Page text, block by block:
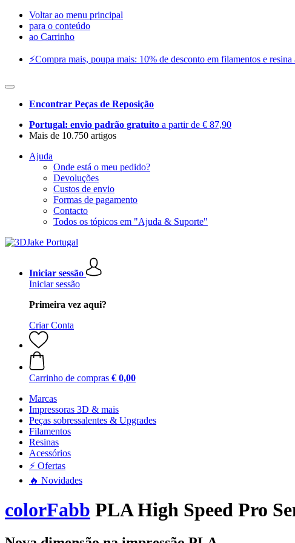
Voltar ao menu principal
para o conteúdo
ao Carrinho
⚡️Compra mais, poupa mais: 10% de desconto em filamentos e resina
Encontrar Peças de Reposição
Portugal: envio padrão gratuito a partir de € 87,90
Mais de 10.750 artigos
Ajuda
Onde está o meu pedido?
Devoluções
Custos de envio
Formas de pagamento
Contacto
Todos os tópicos em "Ajuda & Suporte"
Iniciar sessão
Iniciar sessão
Primeira vez aqui?
Criar Conta
Carrinho de compras € 0,00
Marcas
Impressoras 3D & mais
Peças sobressalentes & Upgrades
Filamentos
Resinas
Acessórios
⚡ Ofertas
🔥 Novidades
colorFabb PLA High Speed Pro